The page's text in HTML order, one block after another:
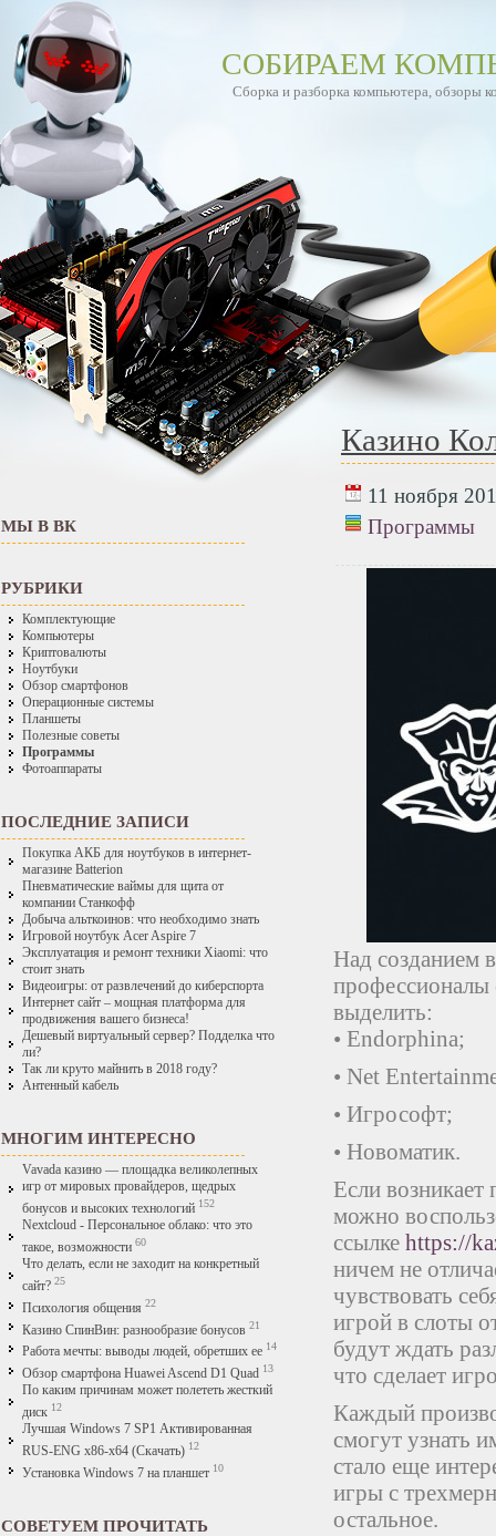
СОБИРАЕМ
Сборка и разборка компьютера, обзоры
МЫ В ВК
РУБРИКИ
Комплектующие
Компьютеры
Криптовалюты
Ноутбуки
Обзор смартфонов
Операционные системы
Планшеты
Полезные советы
Программы
Фотоаппараты
ПОСЛЕДНИЕ ЗАПИСИ
Покупка АКБ для ноутбуков в интернет-
магазине Batterion
Пневматические ваймы для щита от
компании Станкофф
Добыча альткоинов: что необходимо знать
Игровой ноутбук Acer Aspire 7
Эксплуатация и ремонт техники Xiaomi: что
стоит знать
Видеоигры: от развлечений до киберспорта
Интернет сайт – мощная платформа для
продвижения вашего бизнеса!
Дешевый виртуальный сервер? Подделка что
ли?
Так ли круто майнить в 2018 году?
Антенный кабель
МНОГИМ ИНТЕРЕСНО
Vavada казино — площадка великолепных
игр от мировых провайдеров, щедрых
бонусов и высоких технологий 152
Nextcloud - Персональное облако: что это
такое, возможности 60
Что делать, если не заходит на конкретный
сайт? 25
Психология общения 22
Казино СпинВин: разнообразие бонусов 21
Работа мечты: выводы людей, обретших ее 14
Обзор смартфона Huawei Ascend D1 Quad 13
По каким причинам может полететь жесткий
диск 12
Лучшая Windows 7 SP1 Активированная
RUS-ENG x86-x64 (Скачать) 12
Установка Windows 7 на планшет 10
СОВЕТУЕМ ПРОЧИТАТЬ
Казино
11 ноября
Программы
Над созданием
профессионалы
выделить:
• Endorphina;
• Net
• Игрософт;
• Новоматик.
Если возникает
можно
ссылке https://
ничем не
чувствовать
игрой в слоты
будут ждать
что сделает
Каждый
смогут узнать
стало еще
игры с
остальное.